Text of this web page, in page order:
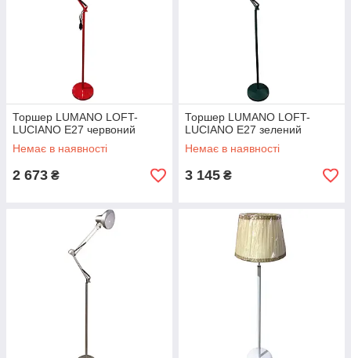
Торшер LUMANO LOFT-
LUCIANO E27 червоний
Немає в наявності
2 673 ₴
Торшер LUMANO LOFT-
LUCIANO E27 зелений
Немає в наявності
3 145 ₴